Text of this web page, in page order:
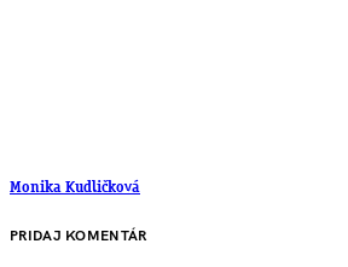
Monika Kudličková
PRIDAJ KOMENTÁR